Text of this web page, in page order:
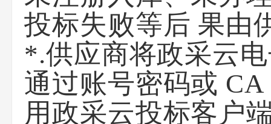
投标失败等后 果由
*.供应商将政采云
通过账号密码或
用政采云投标客户